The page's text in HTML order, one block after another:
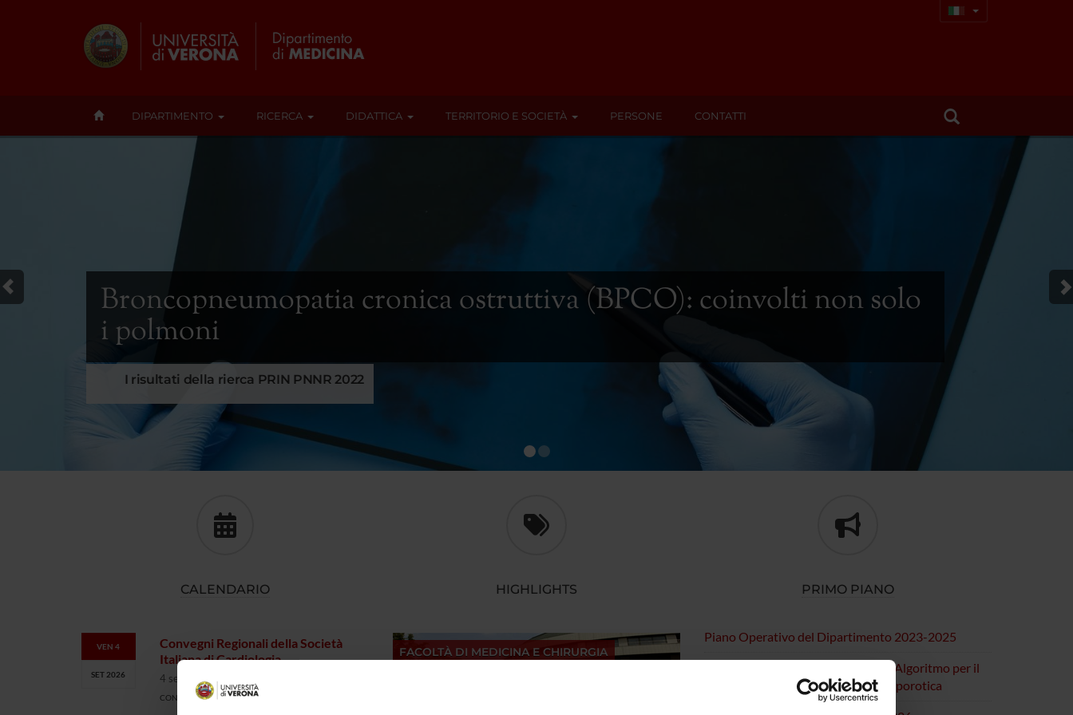
DIPARTIMENTO RICERCA DIDATTICA TERRITORIO E SOCIETÀ PERSONE CONTATTI
Broncopneumopatia cronica ostruttiva (BPCO): coinvolti non solo
i polmoni
I risultati della rierca PRIN PNNR 2022
1 2
CALENDARIO
VEN 4
SET 2026
Convegni Regionali della Società
Italiana di Cardiologia
4 settembre 2026
CONVEGNO
HIGHLIGHTS
FACOLTÀ DI MEDICINA E CHIRURGIA
PRIMO PIANO
Piano Operativo del Dipartimento 2023-2025
Sezione di Reumatologia - DEFRA: Algoritmo per il
calcolo del Rischio di frattura osteoporotica